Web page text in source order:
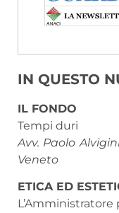
IN QUESTO
IL FONDO
Tempi duri
Avv. Paolo
Veneto
ETICA ED